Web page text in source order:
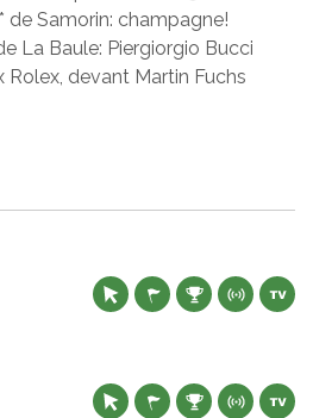
de Samorin: champagne!
La Baule: Piergiorgio Bucci
Rolex, devant Martin Fuchs